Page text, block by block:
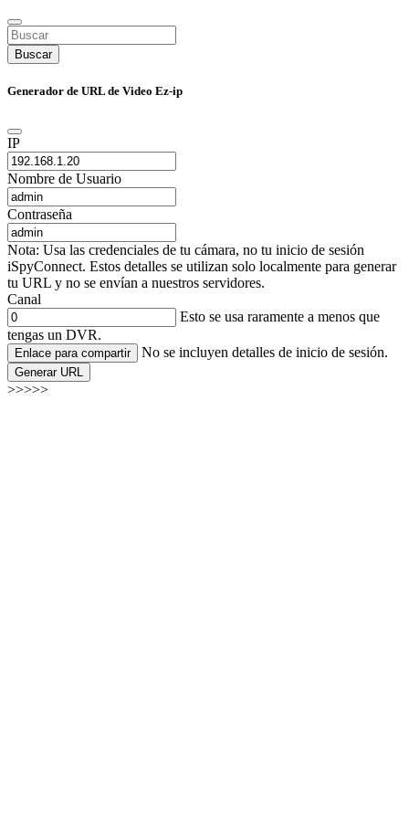
Buscar
Generador de URL de Video Ez-ip
IP
Nombre de Usuario
Contraseña
Nota: Usa las credenciales de tu cámara, no tu inicio de sesión
iSpyConnect. Estos detalles se utilizan solo localmente para generar
tu URL y no se envían a nuestros servidores.
Canal
Esto se usa raramente a menos que
tengas un DVR.
Enlace para compartir No se incluyen detalles de inicio de sesión.
Generar URL
>>>>>